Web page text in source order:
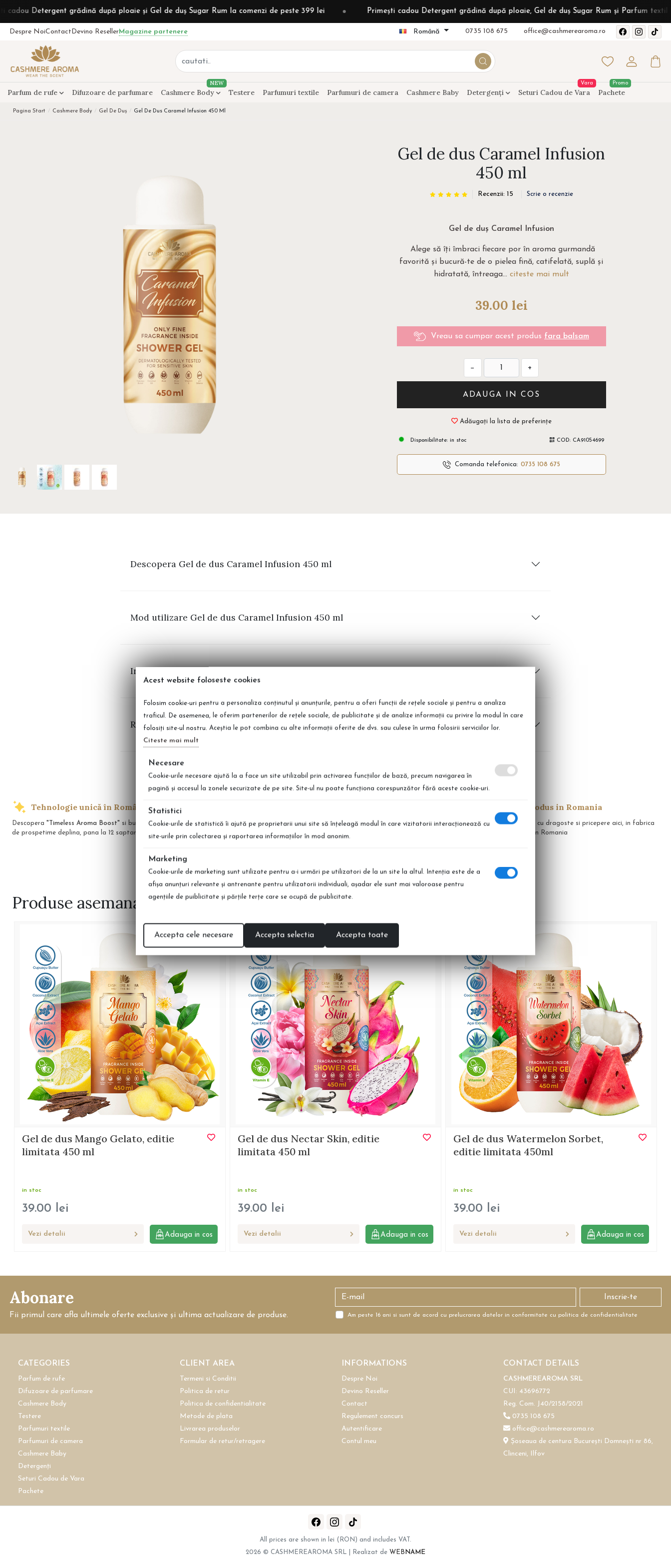
grădină după ploaie și Gel de duș Sugar Rum la comenzi de peste 399 lei Primești cadou Detergent grădină după ploaie, Gel de duș Sugar Rum și Parfum textil Sunshine
Despre NoiContact Devino ResellerMagazine partenere Română 0735 108 675 office@cashmerearoma.ro
Parfum de rufe Difuzoare de parfumare Cashmere Body
NEW
Testere Parfumuri textile Parfumuri de camera Cashmere Baby Detergenți Seturi Cadou de Vara
Vara
Pachete
Promo
Pagina Start Cashmere Body Gel De Duș Gel De Dus Caramel Infusion 450 Ml
Gel de dus Caramel Infusion
450 ml
Recenzii: 15 Scrie o recenzie
Gel de duș Caramel Infusion
Alege să îți îmbraci fiecare por în aroma gurmandă
favorită și bucură-te de o pielea fină, catifelată, suplă și
hidratată, întreaga... citeste mai mult
39.00 lei
Vreau sa cumpar acest produs fara balsam
− +
ADAUGA IN COS
Adăugați la lista de preferințe
Disponibilitate: in stoc COD: CA91054699
Comanda telefonica: 0735 108 675
Descopera Gel de dus Caramel Infusion 450 ml
Mod utilizare Gel de dus Caramel Infusion 450 ml
Ingrediente Gel de dus Caramel Infusion 450 ml
Recenzii Gel de dus Caramel Infusion 450 ml
Tehnologie unică în România
Descopera "Timeless Aroma Boost" si bucura-te
de prospetime deplina, pana la 12 saptamani!
Indiferent unde te afli, poti comanda produsele
preferate cu livrare in Europa
Puteti returna produsele simplu si rapid in 14 zile
Detalii
Produs in Romania
Realizate cu dragoste si pricepere aici, in fabrica
noastra, in Romania
Produse asemanatoare
Gel de dus Mango Gelato, editie
limitata 450 ml
in stoc
39.00 lei
Vezi detalii Adauga in cos
Gel de dus Nectar Skin, editie
limitata 450 ml
in stoc
39.00 lei
Vezi detalii Adauga in cos
Gel de dus Watermelon Sorbet,
editie limitata 450ml
in stoc
39.00 lei
Vezi detalii Adauga in cos
Abonare
Fii primul care afla ultimele oferte exclusive și ultima actualizare de produse.
Inscrie-te
Am peste 16 ani si sunt de acord cu prelucrarea datelor in conformitate cu politica de confidentialitate
CATEGORIES
Parfum de rufe
Difuzoare de parfumare
Cashmere Body
Testere
Parfumuri textile
Parfumuri de camera
Cashmere Baby
Detergenți
Seturi Cadou de Vara
Pachete
CLIENT AREA
Termeni si Conditii
Politica de retur
Politica de confidentialitate
Metode de plata
Livrarea produselor
Formular de retur/retragere
INFORMATIONS
Despre Noi
Devino Reseller
Contact
Regulement concurs
Autentificare
Contul meu
CONTACT DETAILS
CASHMEREAROMA SRL
CUI: 43696772
Reg. Com. J40/2158/2021
0735 108 675
office@cashmerearoma.ro
Șoseaua de centura București Domnești nr 86,
Clinceni, Ilfov
All prices are shown in lei (RON) and includes VAT.
2026 © CASHMEREAROMA SRL | Realizat de WEB NAME
Acest website foloseste cookies
Folosim cookie-uri pentru a personaliza conținutul și anunțurile, pentru a oferi funcții de rețele sociale și pentru a analiza
traficul. De asemenea, le oferim partenerilor de rețele sociale, de publicitate și de analize informații cu privire la modul în care
folosiți site-ul nostru. Aceștia le pot combina cu alte informații oferite de dvs. sau culese în urma folosirii serviciilor lor.
Citeste mai mult
Necesare
Cookie-urile necesare ajută la a face un site utilizabil prin activarea funcţiilor de bază, precum navigarea în
pagină şi accesul la zonele securizate de pe site. Site-ul nu poate funcţiona corespunzător fără aceste cookie-uri.
Statistici
Cookie-urile de statistică îi ajută pe proprietarii unui site să înţeleagă modul în care vizitatorii interacţionează cu
site-urile prin colectarea şi raportarea informaţiilor în mod anonim.
Marketing
Cookie-urile de marketing sunt utilizate pentru a-i urmări pe utilizatori de la un site la altul. Intenţia este de a
afişa anunţuri relevante şi antrenante pentru utilizatorii individuali, aşadar ele sunt mai valoroase pentru
agenţiile de puiblicitate şi părţile terţe care se ocupă de publicitate.
Accepta cele necesare Accepta selectia Accepta toate